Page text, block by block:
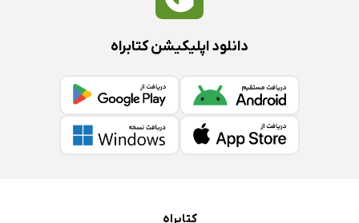
دانلود اپلیکیشن کتابراه
کتابراه